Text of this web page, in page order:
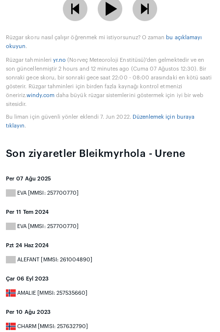
Rüzgar skoru nasıl çalışır öğrenmek mi istiyorsunuz? O zaman bu açıklamayı
okuyun.
Rüzgar tahminleri yr.no (Norveç Meteoroloji Enstitüsü)'den gelmektedir ve en
son güncellenmiştir 2 hours and 12 minutes ago (Cuma 07 Ağustos 12:30). Bir
sonraki gece skoru, bir sonraki gece saat 22:00 - 08:00 arasındaki en kötü saati
gösterir. Rüzgar tahminleri için birden fazla kaynağı kontrol etmenizi
öneririz.windy.com daha büyük rüzgar sistemlerini göstermek için iyi bir web
sitesidir.
Bu liman için güvenli yönler eklendi 7. Jun 2022. Düzenlemek için buraya
tıklayın.
Son ziyaretler Bleikmyrhola - Urene
Per 07 Ağu 2025
EVA [MMSI: 257700770]
Per 11 Tem 2024
EVA [MMSI: 257700770]
Pzt 24 Haz 2024
ALEFANT [MMSI: 261004890]
Çar 06 Eyl 2023
AMALIE [MMSI: 257535660]
Per 10 Ağu 2023
CHARM [MMSI: 257632790]